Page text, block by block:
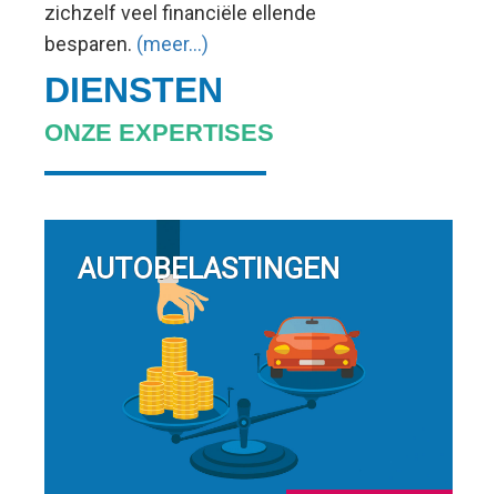
zichzelf veel financiële ellende
besparen. (meer…)
DIENSTEN
ONZE EXPERTISES
AUTOBELASTINGEN